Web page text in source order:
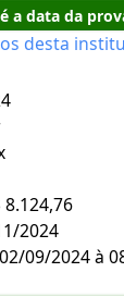
a data da
desta
2024
09/2024 à